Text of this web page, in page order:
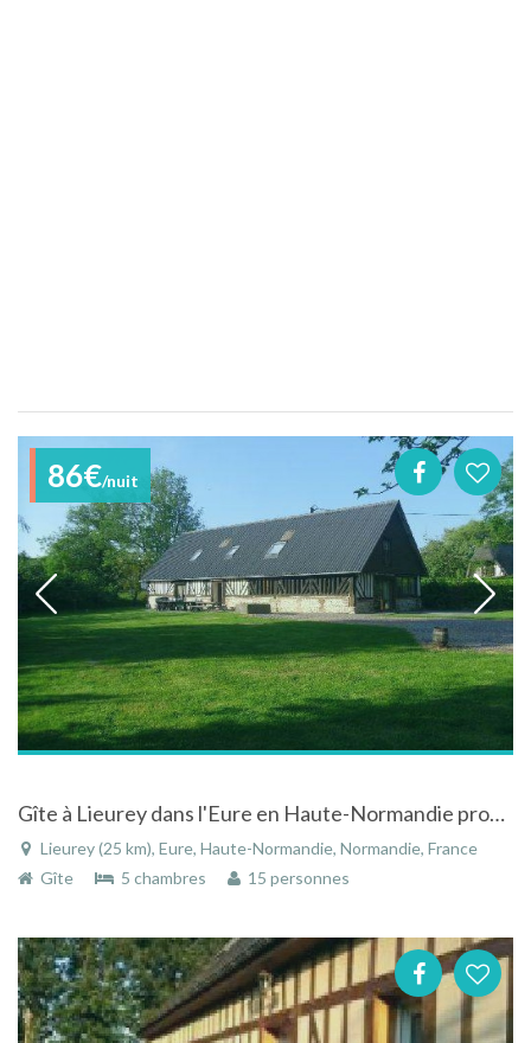
86€/nuit
Gîte à Lieurey dans l'Eure en Haute-Normandie proche de la mer
Lieurey (25 km), Eure, Haute-Normandie, Normandie, France
Gîte
5 chambres 15 personnes